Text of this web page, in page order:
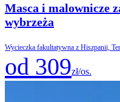
Masca i malownicze
wybrzeża
Wycieczka fakultatywna z Hiszpanii,
od 309zł/os.